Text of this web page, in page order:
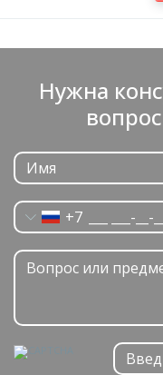
Нужна
+7